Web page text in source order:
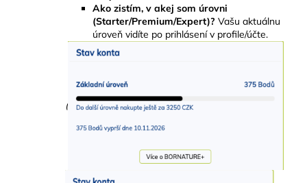
Ako zistím, v akej som úrovni
(Starter/Premium/Expert)? Vašu aktuálnu
úroveň vidíte po prihlásení v profile/účte.
(